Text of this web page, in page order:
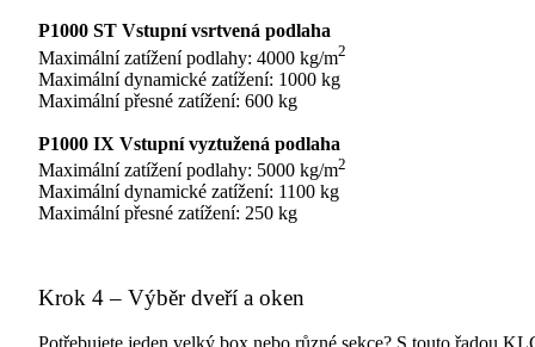
P1000 ST Vstupní vsrtvená podlaha
Maximální zatížení podlahy: 4000 kg/m2
Maximální dynamické zatížení: 1000 kg
Maximální přesné zatížení: 600 kg
P1000 IX Vstupní vyztužená podlaha
Maximální zatížení podlahy: 5000 kg/m2
Maximální dynamické zatížení: 1100 kg
Maximální přesné zatížení: 250 kg
Krok 4 – Výběr dveří a oken